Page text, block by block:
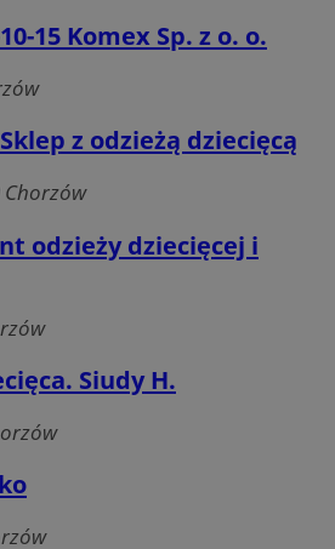
15 Komex Sp. z o. o.
z odzieżą dziecięcą
Chorzów
odzieży dziecięcej i
Siudy H.